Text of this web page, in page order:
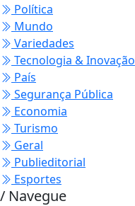
Política
Mundo
Variedades
Tecnologia & Inovação
País
Segurança Pública
Economia
Turismo
Geral
Publieditorial
Esportes
/ Navegue